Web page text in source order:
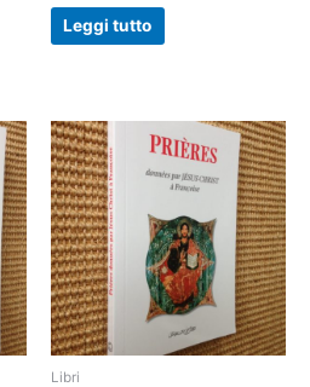
Leggi tutto
Libri